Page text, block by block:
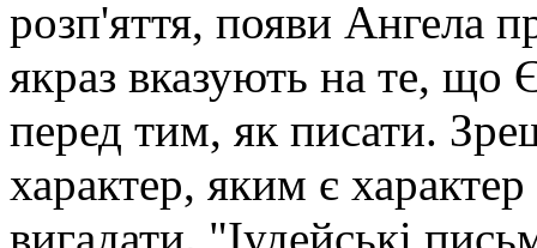
розп'яття, появи Ангела
якраз вказують на те, що
перед тим, як писати.
характер, яким є
вигадати. "Іудейські